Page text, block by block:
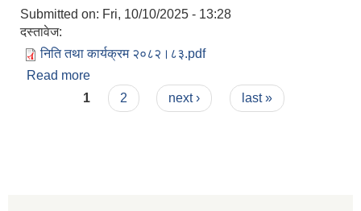
Submitted on: Fri, 10/10/2025 - 13:28
दस्तावेज:
निति तथा कार्यक्रम २०८२।८३.pdf
Read more
Pages
1 2 next › last »